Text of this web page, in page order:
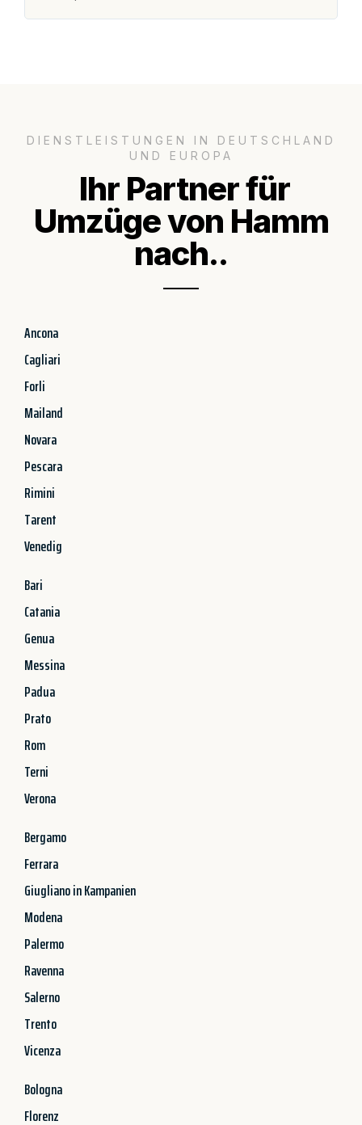
DIENSTLEISTUNGEN IN DEUTSCHLAND
UND EUROPA
Ihr Partner für
Umzüge von Hamm
nach..
Ancona
Cagliari
Forli
Mailand
Novara
Pescara
Rimini
Tarent
Venedig
Bari
Catania
Genua
Messina
Padua
Prato
Rom
Terni
Verona
Bergamo
Ferrara
Giugliano in Kampanien
Modena
Palermo
Ravenna
Salerno
Trento
Vicenza
Bologna
Florenz